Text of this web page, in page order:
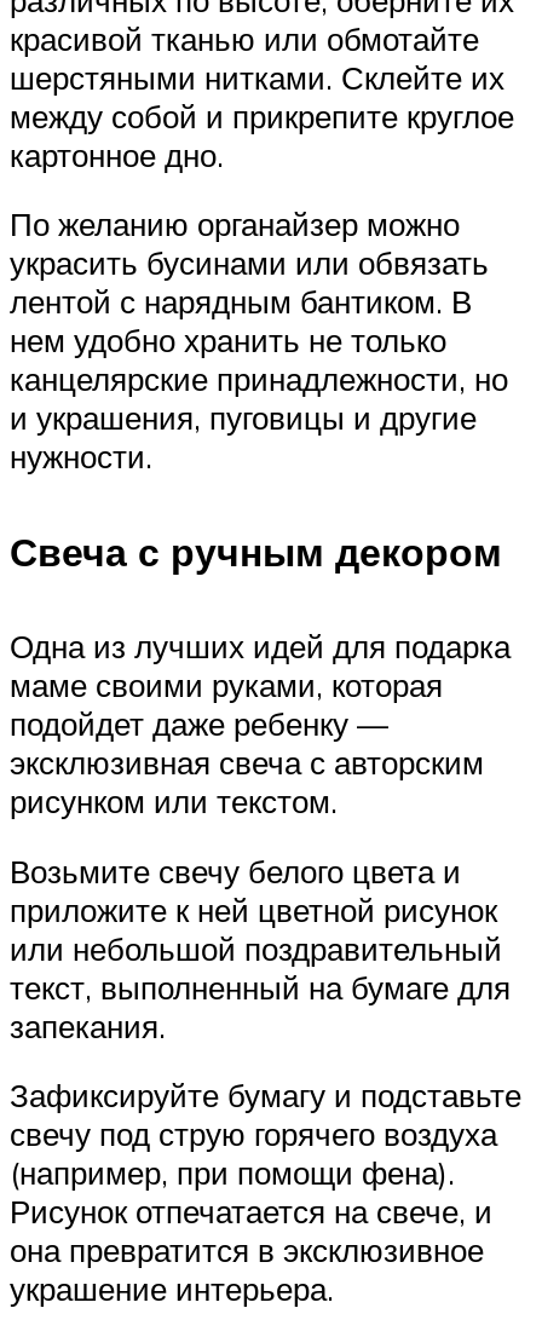
красивой тканью или обмотайте
шерстяными нитками. Склейте их
между собой и прикрепите круглое
картонное дно.
По желанию органайзер можно
украсить бусинами или обвязать
лентой с нарядным бантиком. В
нем удобно хранить не только
канцелярские принадлежности, но
и украшения, пуговицы и другие
нужности.
Свеча с ручным декором
Одна из лучших идей для подарка
маме своими руками, которая
подойдет даже ребенку —
эксклюзивная свеча с авторским
рисунком или текстом.
Возьмите свечу белого цвета и
приложите к ней цветной рисунок
или небольшой поздравительный
текст, выполненный на бумаге для
запекания.
Зафиксируйте бумагу и подставьте
свечу под струю горячего воздуха
(например, при помощи фена).
Рисунок отпечатается на свече, и
она превратится в эксклюзивное
украшение интерьера.